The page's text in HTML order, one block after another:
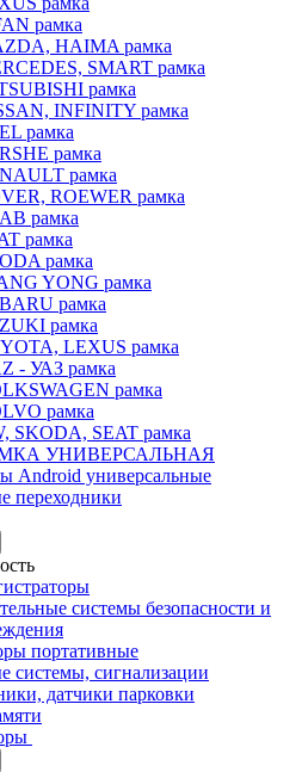
рамка
HAIMA рамка
SMART рамка
рамка
INFINITY рамка
рамка
рамка
рамка
ROEWER рамка
рамка
рамка
рамка
YONG рамка
рамка
рамка
LEXUS рамка
- УАЗ рамка
рамка
рамка
SKODA, SEAT рамка
УНИВЕРСАЛЬНАЯ
Android универсальные
переходники
системы безопасности и
портативные
системы, сигнализации
датчики парковки